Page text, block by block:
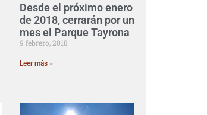
Desde el próximo enero
de 2018, cerrarán por un
mes el Parque Tayrona
9 febrero, 2018
Leer más »